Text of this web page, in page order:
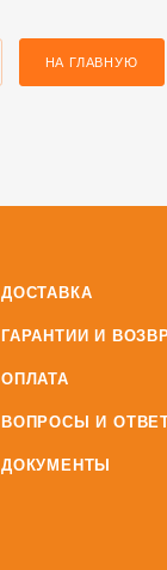
НА ГЛАВНУЮ
ДОСТАВКА
ГАРАНТИИ И
ОПЛАТА
ВОПРОСЫ И
ДОКУМЕНТЫ